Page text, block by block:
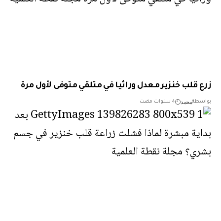
قلب خنزير معدل وراثيا في متلقي متوفى لأول مرة
محمد 4 سنوات مضت